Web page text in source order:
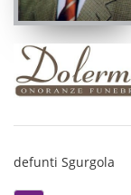
defunti Sgurgola